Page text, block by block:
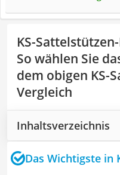
KS-
So wählen Sie
dem obigen KS-
Vergleich
Inhaltsverzeichnis
Das Wichtigste in